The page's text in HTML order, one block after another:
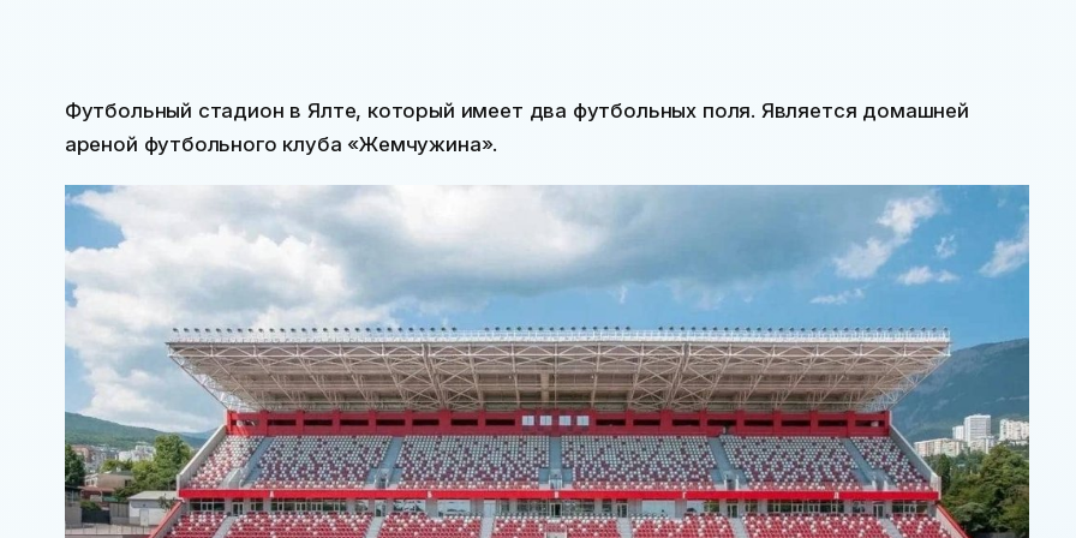
Футбольный стадион в Ялте, который имеет два футбольных поля. Является домашней
ареной футбольного клуба «Жемчужина».